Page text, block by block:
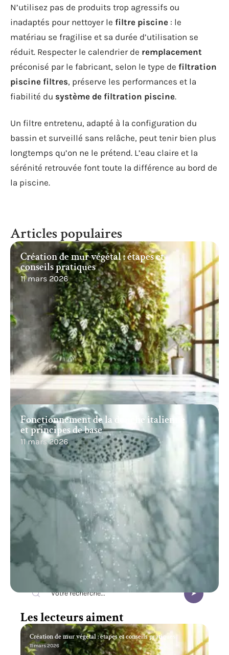
N’utilisez pas de produits trop agressifs ou
inadaptés pour nettoyer le filtre piscine : le
matériau se fragilise et sa durée d’utilisation se
réduit. Respecter le calendrier de remplacement
préconisé par le fabricant, selon le type de filtration
piscine filtres, préserve les performances et la
fiabilité du système de filtration piscine.
Un filtre entretenu, adapté à la configuration du
bassin et surveillé sans relâche, peut tenir bien plus
longtemps qu’on ne le prétend. L’eau claire et la
sérénité retrouvée font toute la différence au bord de
la piscine.
Articles populaires
Création de mur végétal : étapes et
conseils pratiques
11 mars 2026
Fonctionnement de la douche italienne
et principes de base
11 mars 2026
Recherche
Les lecteurs aiment
Création de mur végétal : étapes et conseils pratiques
11 mars 2026